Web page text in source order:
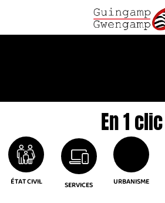
En 1 clic
ÉTAT CIVIL SERVICES URBANISME